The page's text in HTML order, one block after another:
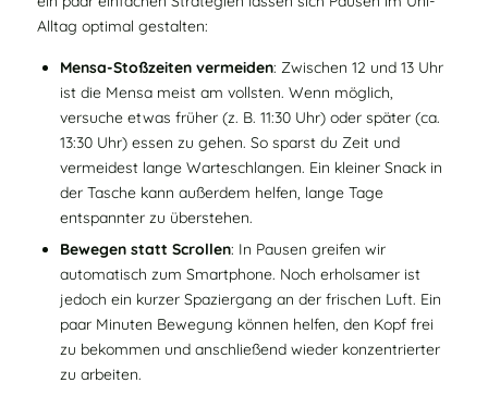
Alltag optimal gestalten:
Mensa-Stoßzeiten vermeiden: Zwischen 12 und 13 Uhr
ist die Mensa meist am vollsten. Wenn möglich,
versuche etwas früher (z. B. 11:30 Uhr) oder später (ca.
13:30 Uhr) essen zu gehen. So sparst du Zeit und
vermeidest lange Warteschlangen. Ein kleiner Snack in
der Tasche kann außerdem helfen, lange Tage
entspannter zu überstehen.
Bewegen statt Scrollen: In Pausen greifen wir
automatisch zum Smartphone. Noch erholsamer ist
jedoch ein kurzer Spaziergang an der frischen Luft. Ein
paar Minuten Bewegung können helfen, den Kopf frei
zu bekommen und anschließend wieder konzentrierter
zu arbeiten.